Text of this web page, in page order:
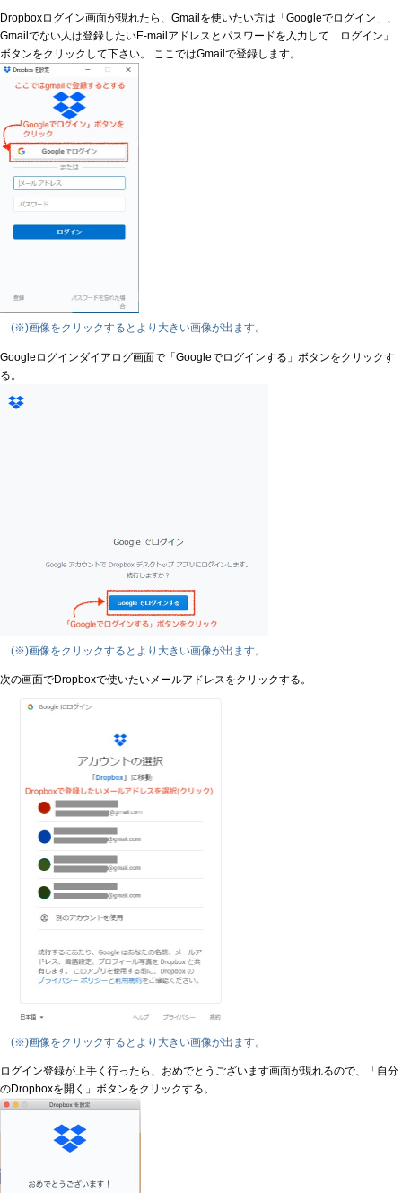
Dropboxログイン画面が現れたら、Gmailを使いたい方は「Googleでログイン」、
Gmailでない人は登録したいE-mailアドレスとパスワードを入力して「ログイン」
ボタンをクリックして下さい。 ここではGmailで登録します。
(※)画像をクリックするとより大きい画像が出ます。
Googleログインダイアログ画面で「Googleでログインする」ボタンをクリックす
る。
(※)画像をクリックするとより大きい画像が出ます。
次の画面でDropboxで使いたいメールアドレスをクリックする。
(※)画像をクリックするとより大きい画像が出ます。
ログイン登録が上手く行ったら、おめでとうございます画面が現れるので、「自分
のDropboxを開く」ボタンをクリックする。